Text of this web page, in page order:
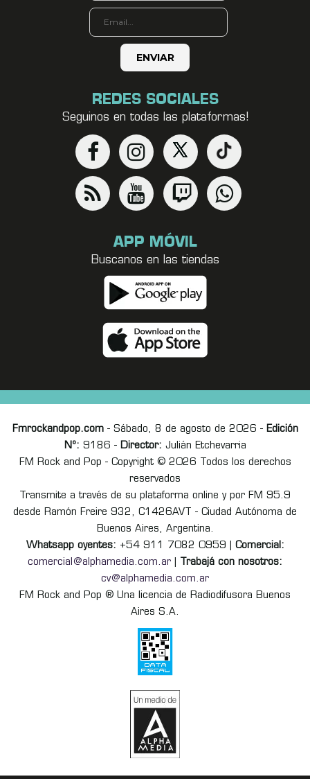
REDES SOCIALES
Seguinos en todas las plataformas!
APP MÓVIL
Buscanos en las tiendas
Fmrockandpop.com- Sábado, 8 de agosto de 2026 - Edición
Nº: 9186 - Director: Julián Etchevarria
FM Rock and Pop - Copyright © 2026 Todos los derechos
reservados
Transmite a través de su plataforma online y por FM 95.9
desde Ramón Freire 932, C1426AVT - Ciudad Autónoma de
Buenos Aires, Argentina.
Whatsapp oyentes: +54 911 7082 0959 | Comercial:
comercial@alphamedia.com.ar
Trabajá con nosotros:
cv@alphamedia.com.ar
FM Rock and Pop ® Una licencia de Radiodifusora Buenos
Aires S.A.